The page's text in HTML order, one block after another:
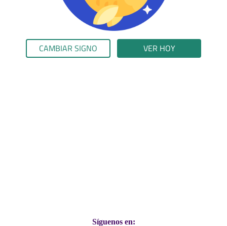
CAMBIAR SIGNO VER HOY
Síguenos en: